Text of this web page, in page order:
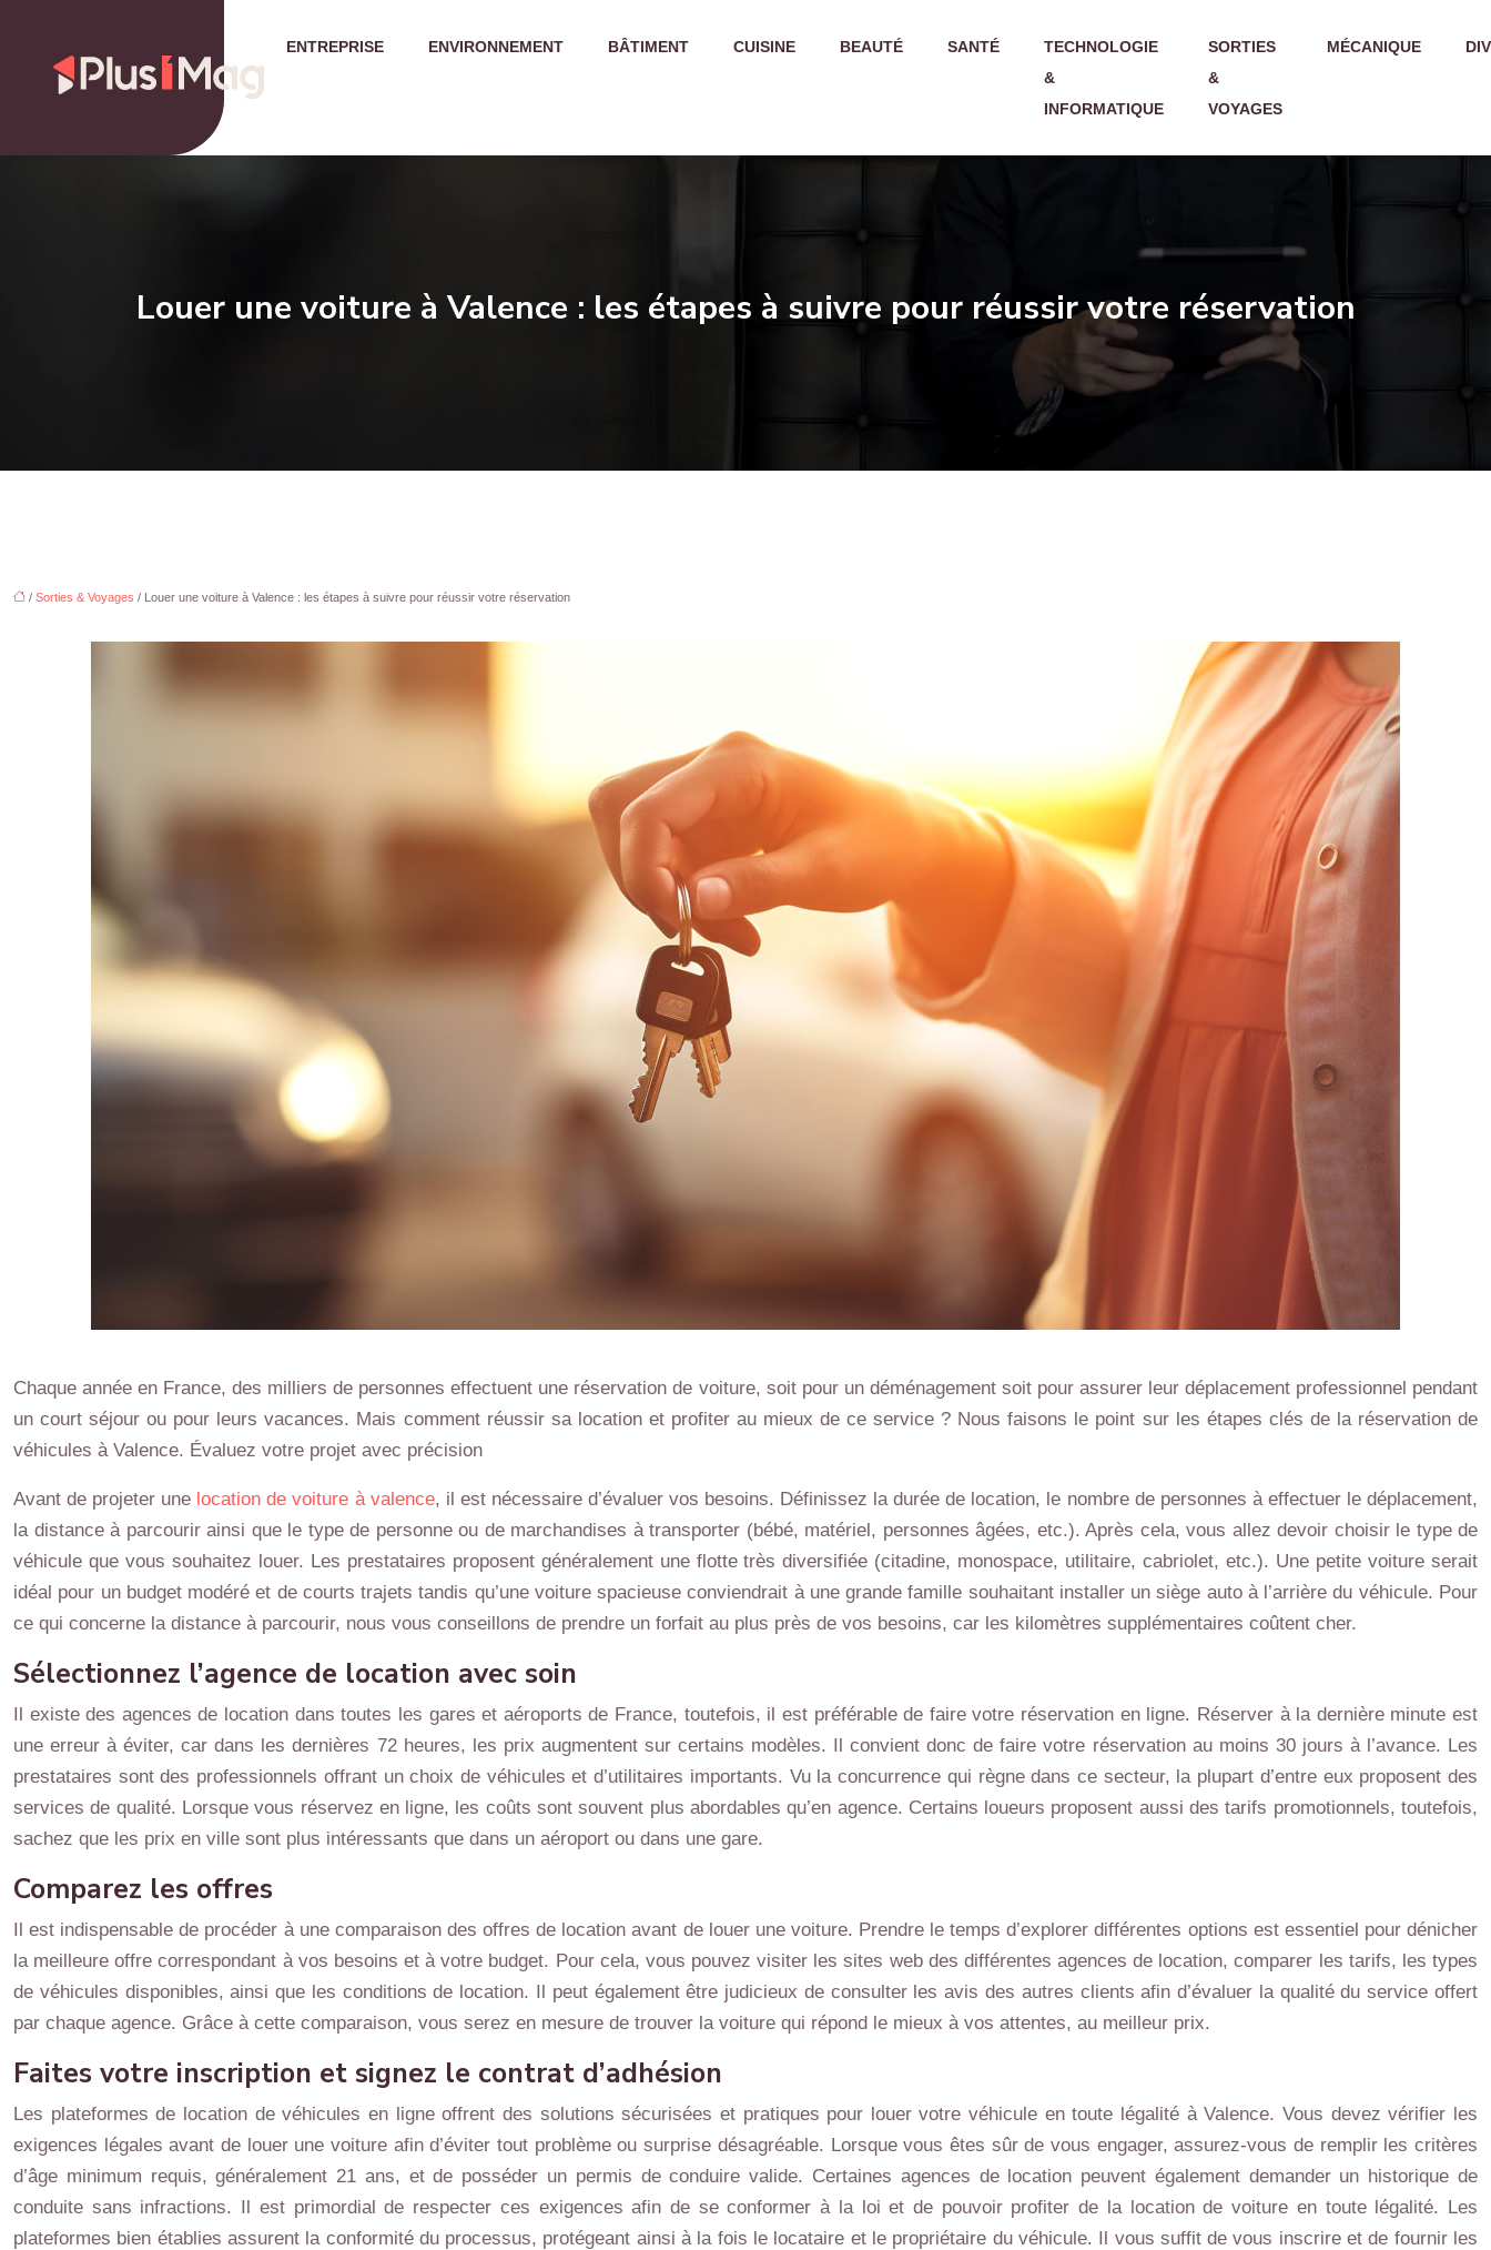
ENTREPRISE ENVIRONNEMENT BÂTIMENT CUISINE BEAUTÉ SANTÉ
TECHNOLOGIE
&
INFORMATIQUE
SORTIES
&
VOYAGES
MÉCANIQUE
Louer une voiture à Valence : les étapes à suivre pour réussir votre réservation
/ Sorties & Voyages / Louer une voiture à Valence : les étapes à suivre pour réussir votre réservation
Chaque année en France, des milliers de personnes effectuent une réservation de voiture, soit pour un déménagement soit pour assurer leur déplacement professionnel pendant
un court séjour ou pour leurs vacances. Mais comment réussir sa location et profiter au mieux de ce service ? Nous faisons le point sur les étapes clés de la réservation de
véhicules à Valence. Évaluez votre projet avec précision
Avant de projeter une location de voiture à valence, il est nécessaire d’évaluer vos besoins. Définissez la durée de location, le nombre de personnes à effectuer le déplacement,
la distance à parcourir ainsi que le type de personne ou de marchandises à transporter (bébé, matériel, personnes âgées, etc.). Après cela, vous allez devoir choisir le type de
véhicule que vous souhaitez louer. Les prestataires proposent généralement une flotte très diversifiée (citadine, monospace, utilitaire, cabriolet, etc.). Une petite voiture serait
idéal pour un budget modéré et de courts trajets tandis qu’une voiture spacieuse conviendrait à une grande famille souhaitant installer un siège auto à l’arrière du véhicule. Pour
ce qui concerne la distance à parcourir, nous vous conseillons de prendre un forfait au plus près de vos besoins, car les kilomètres supplémentaires coûtent cher.
Sélectionnez l’agence de location avec soin
Il existe des agences de location dans toutes les gares et aéroports de France, toutefois, il est préférable de faire votre réservation en ligne. Réserver à la dernière minute est
une erreur à éviter, car dans les dernières 72 heures, les prix augmentent sur certains modèles. Il convient donc de faire votre réservation au moins 30 jours à l’avance. Les
prestataires sont des professionnels offrant un choix de véhicules et d’utilitaires importants. Vu la concurrence qui règne dans ce secteur, la plupart d’entre eux proposent des
services de qualité. Lorsque vous réservez en ligne, les coûts sont souvent plus abordables qu’en agence. Certains loueurs proposent aussi des tarifs promotionnels, toutefois,
sachez que les prix en ville sont plus intéressants que dans un aéroport ou dans une gare.
Comparez les offres
Il est indispensable de procéder à une comparaison des offres de location avant de louer une voiture. Prendre le temps d’explorer différentes options est essentiel pour dénicher
la meilleure offre correspondant à vos besoins et à votre budget. Pour cela, vous pouvez visiter les sites web des différentes agences de location, comparer les tarifs, les types
de véhicules disponibles, ainsi que les conditions de location. Il peut également être judicieux de consulter les avis des autres clients afin d’évaluer la qualité du service offert
par chaque agence. Grâce à cette comparaison, vous serez en mesure de trouver la voiture qui répond le mieux à vos attentes, au meilleur prix.
Faites votre inscription et signez le contrat d’adhésion
Les plateformes de location de véhicules en ligne offrent des solutions sécurisées et pratiques pour louer votre véhicule en toute légalité à Valence. Vous devez vérifier les
exigences légales avant de louer une voiture afin d’éviter tout problème ou surprise désagréable. Lorsque vous êtes sûr de vous engager, assurez-vous de remplir les critères
d’âge minimum requis, généralement 21 ans, et de posséder un permis de conduire valide. Certaines agences de location peuvent également demander un historique de
conduite sans infractions. Il est primordial de respecter ces exigences afin de se conformer à la loi et de pouvoir profiter de la location de voiture en toute légalité. Les
plateformes bien établies assurent la conformité du processus, protégeant ainsi à la fois le locataire et le propriétaire du véhicule. Il vous suffit de vous inscrire et de fournir les